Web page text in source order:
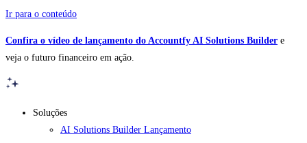
Ir para o conteúdo
Confira o vídeo de lançamento do Accountfy AI Solutions Builder e
veja o futuro financeiro em ação.
Soluções
AI Solutions Builder Lançamento